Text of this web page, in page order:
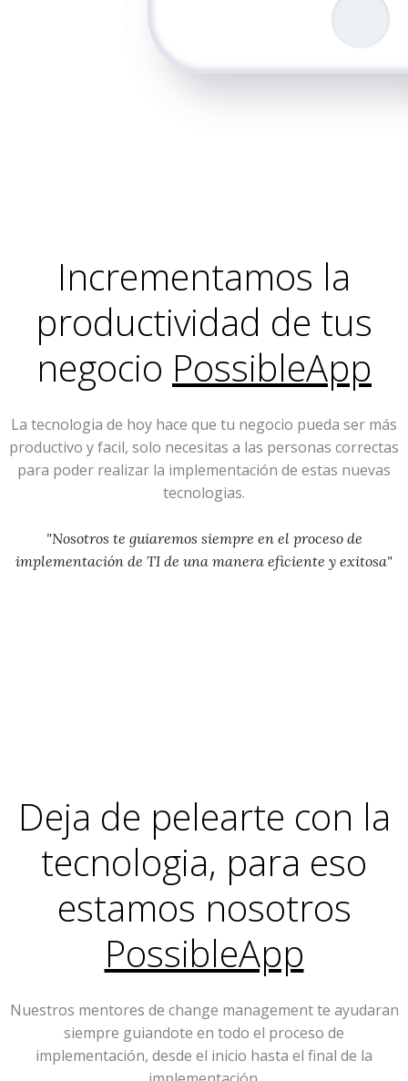
Incrementamos la
productividad de tus
negocio PossibleApp
La tecnologia de hoy hace que tu negocio pueda ser más
productivo y facil, solo necesitas a las personas correctas
para poder realizar la implementación de estas nuevas
tecnologias.
"Nosotros te guiaremos siempre en el proceso de
implementación de TI de una manera eficiente y exitosa"
Deja de pelearte con la
tecnologia, para eso
estamos nosotros
PossibleApp
Nuestros mentores de change management te ayudaran
siempre guiandote en todo el proceso de
implementación, desde el inicio hasta el final de la